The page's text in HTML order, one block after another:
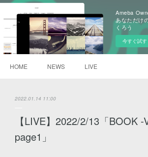
Ameba
あなただけ
くろう
今すぐ試す
HOME NEWS LIVE
2022.01.14 11:00
【LIVE】2022/2/13「BOOK -
page1」